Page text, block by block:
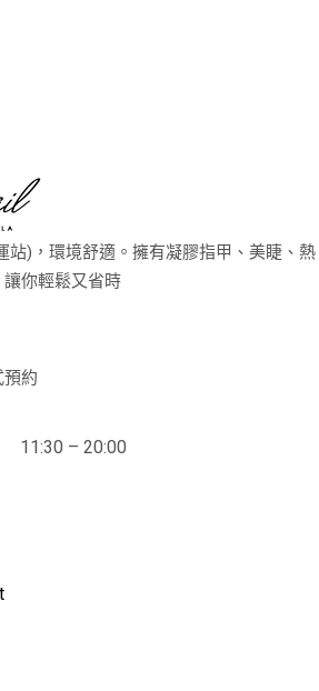
站)，環境舒適。擁有凝膠指甲、美睫、熱
你輕鬆又省時
約
11:30 – 20:00